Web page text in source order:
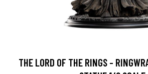
THE LORD OF THE RINGS -